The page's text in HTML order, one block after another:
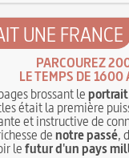
UNE FRANCE
PARCOUREZ
LE TEMPS DE 1600
brossant le
était la première
et instructive de
denotre passé,
lefutur d'un pays